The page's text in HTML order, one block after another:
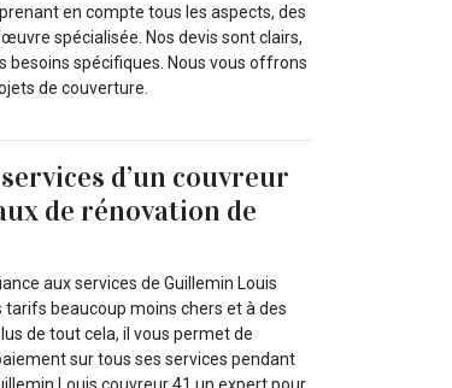
en compte tous les aspects, des
spécialisée. Nos devis sont clairs,
besoins spécifiques. Nous vous offrons
de couverture.
d’un couvreur
de rénovation de
aux services de Guillemin Louis
beaucoup moins chers et à des
de tout cela, il vous permet de
sur tous ses services pendant